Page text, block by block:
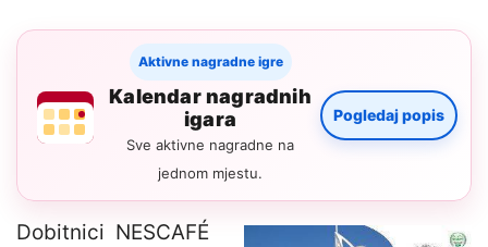
Aktivne nagradne igre
Kalendar nagradnih
igara
Sve aktivne nagradne na
jednom mjestu.
Pogledaj popis
Dobitnici NESCAFÉ